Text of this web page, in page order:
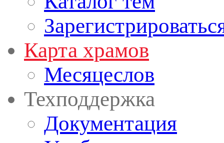
Карта храмов
Месяцеслов
Техподдержка
Документация